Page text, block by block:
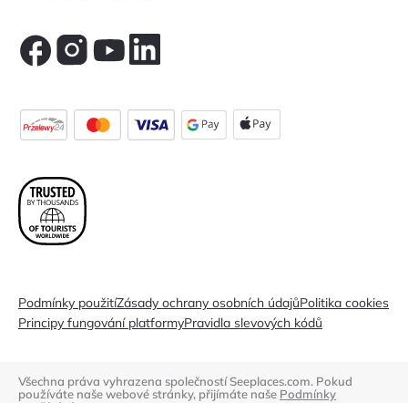
Podmínky použitíZásady ochrany osobních údajůPolitika cookies
Principy fungování platformyPravidla slevových kódů
Všechna práva vyhrazena společností Seeplaces.com. Pokud
používáte naše webové stránky, přijímáte naše Podmínky